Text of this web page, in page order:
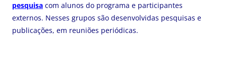
pesquisa com alunos do programa e participantes
externos. Nesses grupos são desenvolvidas pesquisas e
publicações, em reuniões periódicas.